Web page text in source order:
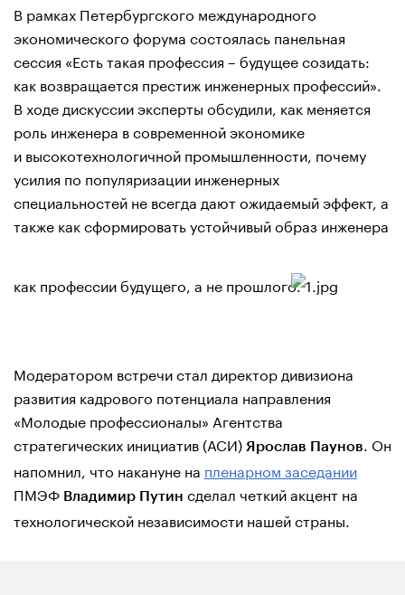
В рамках Петербургского международного
экономического форума состоялась панельная
сессия «Есть такая профессия – будущее созидать:
как возвращается престиж инженерных профессий».
В ходе дискуссии эксперты обсудили, как меняется
роль инженера в современной экономике
и высокотехнологичной промышленности, почему
усилия по популяризации инженерных
специальностей не всегда дают ожидаемый эффект, а
также как сформировать устойчивый образ инженера
как профессии будущего, а не прошлого.
Модератором встречи стал директор дивизиона
развития кадрового потенциала направления
«Молодые профессионалы» Агентства
стратегических инициатив (АСИ) Ярослав Паунов . Он
напомнил, что накануне на пленарном заседании
ПМЭФ Владимир Путин сделал четкий акцент на
технологической независимости нашей страны.